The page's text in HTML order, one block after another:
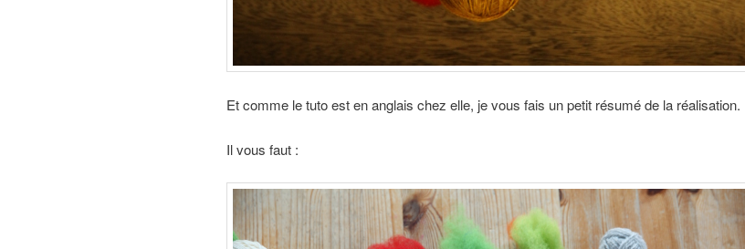
Et comme le tuto est en anglais chez elle, je vous fais un petit résumé de la réalisation.
Il vous faut :